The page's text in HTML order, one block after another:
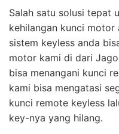
Salah satu solusi tepat
kehilangan kunci
sistem keyless anda
motor kami di dari
bisa menangani kunci
kami bisa mengatasi
kunci remote keyless
key-nya yang hilang.